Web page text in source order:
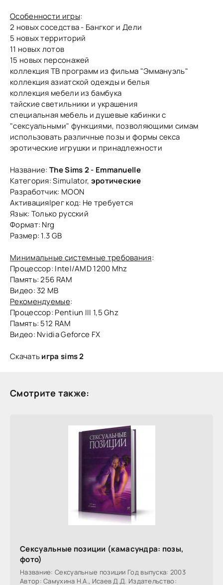
Особенности игры:
2 новых соседства - Бангког и Дели
5 новых территорий
11 новых лотов
15 новых персонажей
коллекция ТВ программ из фильма "Эммануэль"
коллекция азиатской одежды и белья
коллекция мебели из бамбука
тайские светильники и украшения
специальная мебель и душевые кабинки с
"сексуальными" функциями, позволяющими симам
использовать различные позы и формы секса
эротические игрушки и принадлежности
Название: The Sims 2 - Emmanuelle
Категория: Simulator, эротические
Разработчик: MOON
Активация|рег код: Не требуется
Язык: Только русский
Формат: Nrg
Размер: 1.3 GB
Минимальные системные требования:
Процессор: Intel/AMD 1200 Mhz
Память: 256 RAM
Видео: 32 MB
Рекомендуемые:
Процессор: Pentiun III 1,5 Ghz
Память: 512 RAM
Видео: Nvidia Geforce FX
Скачатьигра sims 2
Смотрите также:
Сексуальные позиции (камасундра: позы,
фото)
Название: Сексуальные позиции Год выпуска: 2003
Автор: Самухина Н.А., Исаев Д.Д. Издательство: